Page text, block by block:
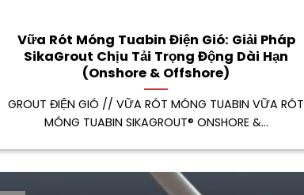
Vữa Rót Móng Tuabin Điện Gió: Giải Pháp
SikaGrout Chịu Tải Trọng Động Dài Hạn
(Onshore & Offshore)
GROUT ĐIỆN GIÓ // VỮA RÓT MÓNG TUABIN VỮA RÓT
MÓNG TUABIN SIKAGROUT® ONSHORE &...